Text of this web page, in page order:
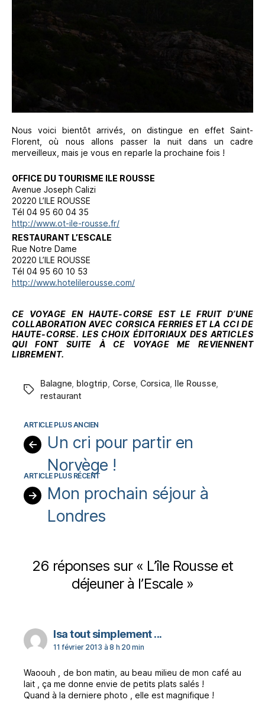
Nous voici bientôt arrivés, on distingue en effet Saint-
Florent, où nous allons passer la nuit dans un cadre
merveilleux, mais je vous en reparle la prochaine fois !
OFFICE DU TOURISME ILE ROUSSE
Avenue Joseph Calizi
20220 L’ILE ROUSSE
Tél 04 95 60 04 35
http://www.ot-ile-rousse.fr/
RESTAURANT L’ESCALE
Rue Notre Dame
20220 L’ILE ROUSSE
Tél 04 95 60 10 53
http://www.hotelilerousse.com/
CE VOYAGE EN HAUTE-CORSE EST LE FRUIT D’UNE
COLLABORATION AVEC CORSICA FERRIES ET LA CCI DE
HAUTE-CORSE. LES CHOIX ÉDITORIAUX DES ARTICLES
QUI FONT SUITE À CE VOYAGE ME REVIENNENT
LIBREMENT.
Étiquettes
Balagne blogtrip Corse Corsica Ile Rousse
restaurant
←
Un cri pour partir en
Norvège !
→
Mon prochain séjour à
Londres
26 réponses sur « L’île Rousse et
déjeuner à l’Escale »
Isa tout simplement ...dit :
11 février 2013 à 8 h 20 min
Waoouh , de bon matin, au beau milieu de mon café au
lait , ça me donne envie de petits plats salés !
Quand à la derniere photo , elle est magnifique !